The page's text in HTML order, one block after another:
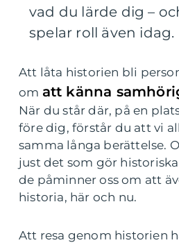
vad du lärde dig –
spelar roll även idag.
Att låta historien bli
om att känna
När du står där, på en
före dig, förstår du att vi
samma långa berättelse.
just det som gör historiska
de påminner oss om att
historia, här och nu.
Att resa genom historien